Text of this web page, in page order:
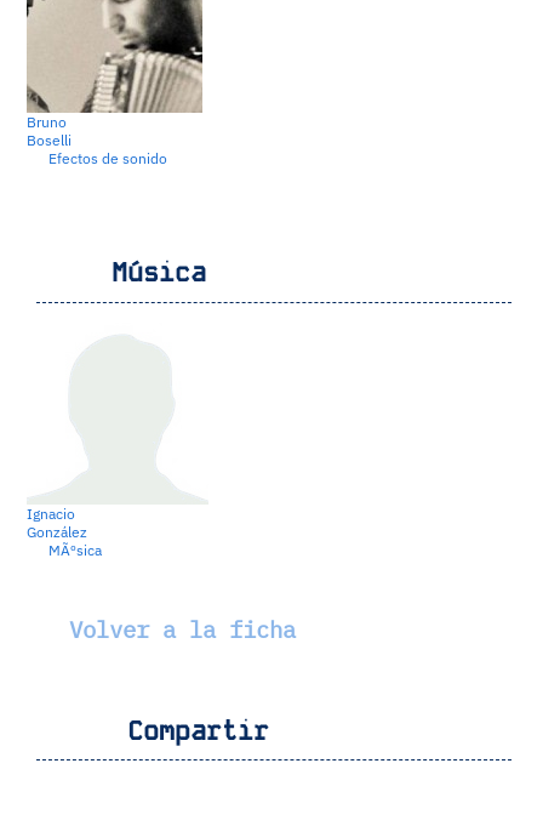
Bruno
Boselli
Efectos de sonido
Música
Ignacio
González
MÃºsica
Volver a la ficha
Compartir